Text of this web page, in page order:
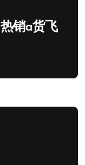
销a货飞